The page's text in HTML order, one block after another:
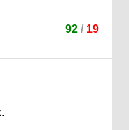
92/ 19